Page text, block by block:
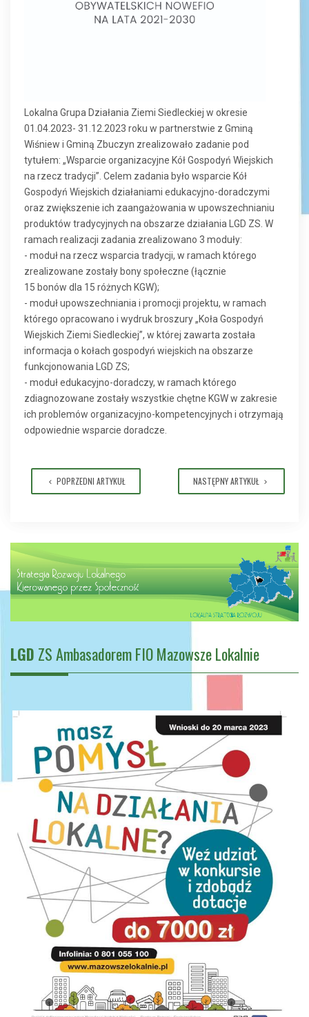
Lokalna Grupa Działania Ziemi Siedleckiej w okresie
01.04.2023- 31.12.2023 roku w partnerstwie z Gminą
Wiśniew i Gminą Zbuczyn zrealizowało zadanie pod
tytułem: „Wsparcie organizacyjne Kół Gospodyń Wiejskich
na rzecz tradycji”. Celem zadania było wsparcie Kół
Gospodyń Wiejskich działaniami edukacyjno-doradczymi
oraz zwiększenie ich zaangażowania w upowszechnianiu
produktów tradycyjnych na obszarze działania LGD ZS. W
ramach realizacji zadania zrealizowano 3 moduły:
- moduł na rzecz wsparcia tradycji, w ramach którego
zrealizowane zostały bony społeczne (łącznie
15 bonów dla 15 różnych KGW);
- moduł upowszechniania i promocji projektu, w ramach
którego opracowano i wydruk broszury „Koła Gospodyń
Wiejskich Ziemi Siedleckiej”, w której zawarta została
informacja o kołach gospodyń wiejskich na obszarze
funkcjonowania LGD ZS;
- moduł edukacyjno-doradczy, w ramach którego
zdiagnozowane zostały wszystkie chętne KGW w zakresie
ich problemów organizacyjno-kompetencyjnych i otrzymają
odpowiednie wsparcie doradcze.
POPRZEDNI ARTYKUŁ NASTĘPNY ARTYKUŁ
LGD ZS Ambasadorem FIO Mazowsze Lokalnie